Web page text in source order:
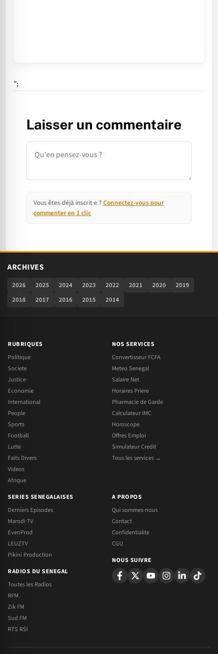
";
Laisser un commentaire
Commentaire
Vous êtes déjà inscrit·e ? Connectez-vous pour
commenter en 1 clic
ARCHIVES
2026 2025 2024 2023 2022 2021 2020
2019
2018
2017 2016 2015 2014
RUBRIQUES
Politique
Societe
Justice
Economie
International
People
Sports
Football
Lutte
Faits Divers
Videos
Afrique
NOS SERVICES
Convertisseur FCFA
Meteo Senegal
Salaire Net
Horaires Priere
Pharmacie de Garde
Calculateur IMC
Horoscope
Offres Emploi
Simulateur Credit
Tous les services →
SERIES SENEGALAISES
Derniers Episodes
Marodi TV
EvenProd
LEUZTV
Pikini Production
RADIOS DU SENEGAL
Toutes les Radios
RFM
Zik FM
Sud FM
RTS RSI
A PROPOS
Qui sommes-nous
Contact
Confidentialite
CGU
NOUS SUIVRE